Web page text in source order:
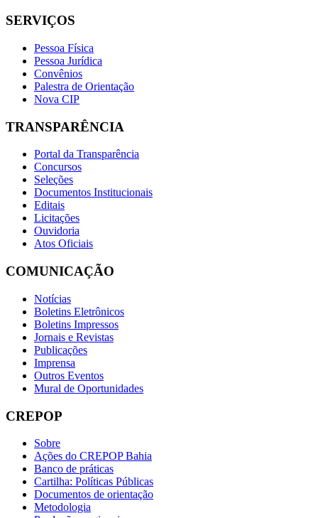
SERVIÇOS
Pessoa Física
Pessoa Jurídica
Convênios
Palestra de Orientação
Nova CIP
TRANSPARÊNCIA
Portal da Transparência
Concursos
Seleções
Documentos Institucionais
Editais
Licitações
Ouvidoria
Atos Oficiais
COMUNICAÇÃO
Notícias
Boletins Eletrônicos
Boletins Impressos
Jornais e Revistas
Publicações
Imprensa
Outros Eventos
Mural de Oportunidades
CREPOP
Sobre
Ações do CREPOP Bahia
Banco de práticas
Cartilha: Políticas Públicas
Documentos de orientação
Metodologia